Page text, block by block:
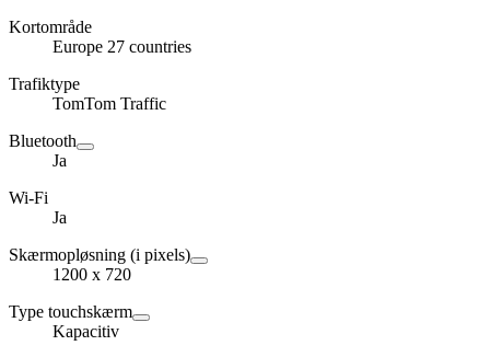
Kortområde
Europe 27 countries
Trafiktype
TomTom Traffic
Bluetooth
Ja
Wi-Fi
Ja
Skærmopløsning (i pixels)
1200 x 720
Type touchskærm
Kapacitiv